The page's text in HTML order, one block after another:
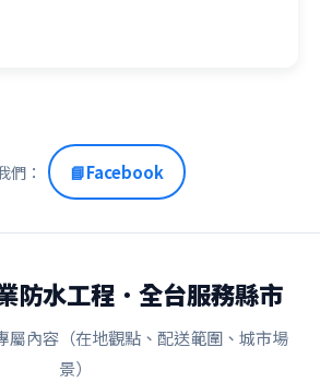
們： 📘Facebook
防水工程．全台服務縣市
屬內容（在地觀點、配送範圍、城市場
景）